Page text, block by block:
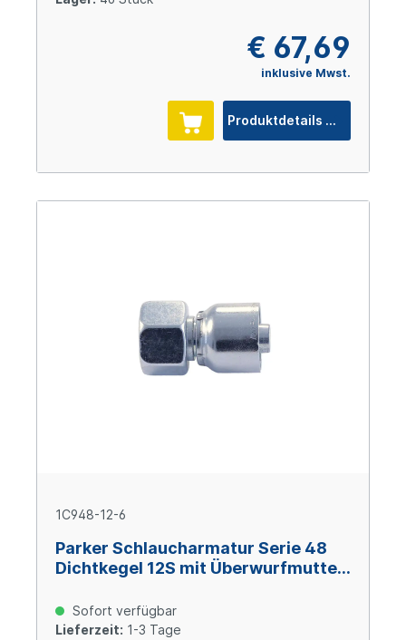
€ 67,69
inklusive Mwst.
Produktdetails
1C948-12-6
Parker Schlaucharmatur Serie 48
Dichtkegel 12S mit Überwurfmutter
Stahl verzinkt Cr(VI)-frei
Sofort verfügbar
Lieferzeit: 1-3 Tage